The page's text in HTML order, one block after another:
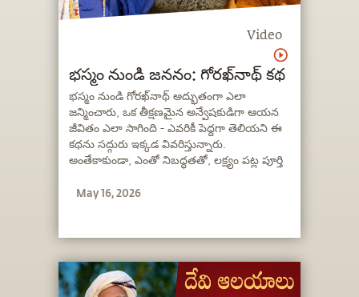
Video
భస్మం నుండి జననం: గోరఖ్‌నాథ్ కథ
భస్మం నుండి గోరఖ్‌నాథ్ అద్భుతంగా ఎలా
జన్మించారు, ఒక తీక్షణమైన అన్వేషకుడిగా ఆయన
జీవితం ఎలా సాగింది - ఎవరికీ పెద్దగా తెలియని ఈ
కథను సద్గురు ఇక్కడ వివరిస్తున్నారు.
అంతేకాకుండా, ఎంతో నిబద్ధతతో, లక్ష్యం పట్ల పూర్తి
ముఖ్యమో కూడా ఆయన ఇందులో
May 16, 2026